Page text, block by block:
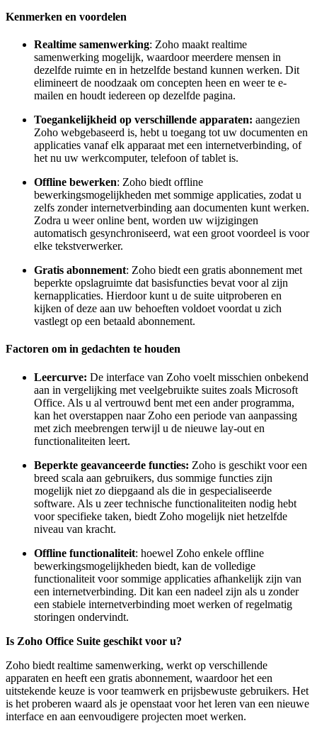
Kenmerken en voordelen
Realtime samenwerking: Zoho maakt realtime
samenwerking mogelijk, waardoor meerdere mensen in
dezelfde ruimte en in hetzelfde bestand kunnen werken. Dit
elimineert de noodzaak om concepten heen en weer te e-
mailen en houdt iedereen op dezelfde pagina.
Toegankelijkheid op verschillende apparaten: aangezien
Zoho webgebaseerd is, hebt u toegang tot uw documenten en
applicaties vanaf elk apparaat met een internetverbinding, of
het nu uw werkcomputer, telefoon of tablet is.
Offline bewerken: Zoho biedt offline
bewerkingsmogelijkheden met sommige applicaties, zodat u
zelfs zonder internetverbinding aan documenten kunt werken.
Zodra u weer online bent, worden uw wijzigingen
automatisch gesynchroniseerd, wat een groot voordeel is voor
elke tekstverwerker.
Gratis abonnement: Zoho biedt een gratis abonnement met
beperkte opslagruimte dat basisfuncties bevat voor al zijn
kernapplicaties. Hierdoor kunt u de suite uitproberen en
kijken of deze aan uw behoeften voldoet voordat u zich
vastlegt op een betaald abonnement.
Factoren om in gedachten te houden
Leercurve: De interface van Zoho voelt misschien onbekend
aan in vergelijking met veelgebruikte suites zoals Microsoft
Office. Als u al vertrouwd bent met een ander programma,
kan het overstappen naar Zoho een periode van aanpassing
met zich meebrengen terwijl u de nieuwe lay-out en
functionaliteiten leert.
Beperkte geavanceerde functies: Zoho is geschikt voor een
breed scala aan gebruikers, dus sommige functies zijn
mogelijk niet zo diepgaand als die in gespecialiseerde
software. Als u zeer technische functionaliteiten nodig hebt
voor specifieke taken, biedt Zoho mogelijk niet hetzelfde
niveau van kracht.
Offline functionaliteit: hoewel Zoho enkele offline
bewerkingsmogelijkheden biedt, kan de volledige
functionaliteit voor sommige applicaties afhankelijk zijn van
een internetverbinding. Dit kan een nadeel zijn als u zonder
een stabiele internetverbinding moet werken of regelmatig
storingen ondervindt.
Is Zoho Office Suite geschikt voor u?
Zoho biedt realtime samenwerking, werkt op verschillende
apparaten en heeft een gratis abonnement, waardoor het een
uitstekende keuze is voor teamwerk en prijsbewuste gebruikers. Het
is het proberen waard als je openstaat voor het leren van een nieuwe
interface en aan eenvoudigere projecten moet werken.